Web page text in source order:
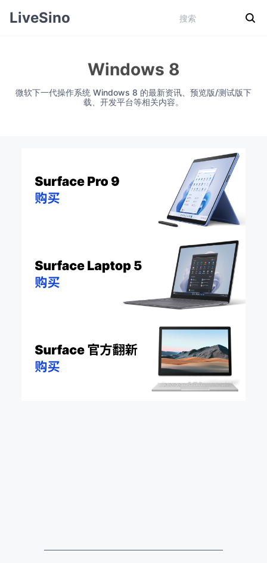
LiveSino
Windows 8
微软下一代操作系统 Windows 8 的最新资讯、预览版/测试版下
载、开发平台等相关内容。